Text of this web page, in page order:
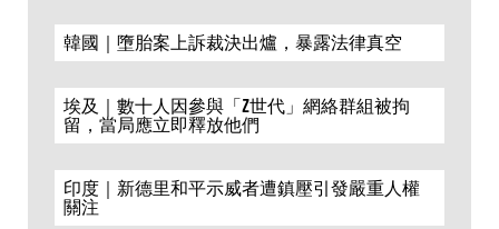
韓國｜墮胎案上訴裁決出爐，暴露法律真空
埃及｜數十人因參與「Z世代」網絡群組被拘
留，當局應立即釋放他們
印度｜新德里和平示威者遭鎮壓引發嚴重人權
關注